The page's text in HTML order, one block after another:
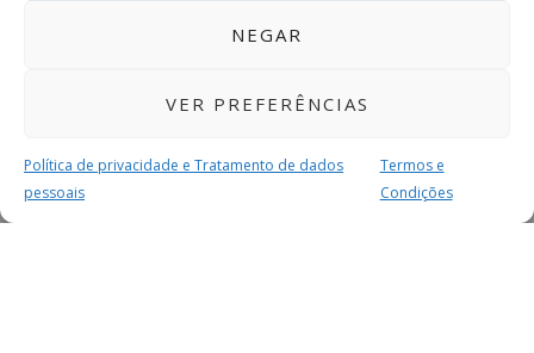
NEGAR
VER PREFERÊNCIAS
Política de privacidade e Tratamento de dados
pessoais
Termos e
Condições